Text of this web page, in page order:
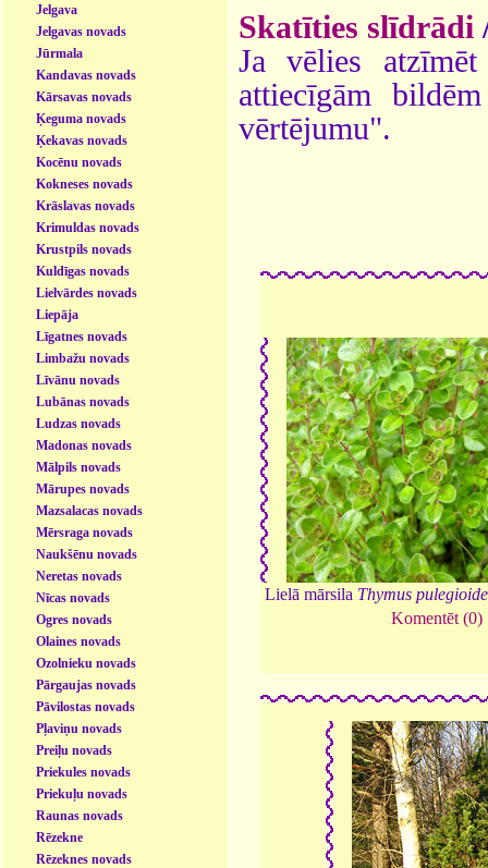
Jelgava
Jelgavas novads
Jūrmala
Kandavas novads
Kārsavas novads
Ķeguma novads
Ķekavas novads
Kocēnu novads
Kokneses novads
Krāslavas novads
Krimuldas novads
Krustpils novads
Kuldīgas novads
Lielvārdes novads
Liepāja
Līgatnes novads
Limbažu novads
Līvānu novads
Lubānas novads
Ludzas novads
Madonas novads
Mālpils novads
Mārupes novads
Mazsalacas novads
Mērsraga novads
Naukšēnu novads
Neretas novads
Nīcas novads
Ogres novads
Olaines novads
Ozolnieku novads
Pārgaujas novads
Pāvilostas novads
Pļaviņu novads
Preiļu novads
Priekules novads
Priekuļu novads
Raunas novads
Rēzekne
Rēzeknes novads
Skatīties slīdrādi
Ja vēlies
attiecīgām
vērtējumu".
Lielā mārsila Thymus
Komentēt (0)